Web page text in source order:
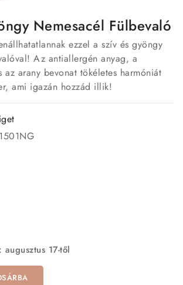
Nemesacél Fülbevaló
ezzel a szív és gyöngy
Az antiallergén anyag, a
az arany bevonat tökéletes harmóniát
ami igazán hozzád illik!
17-től